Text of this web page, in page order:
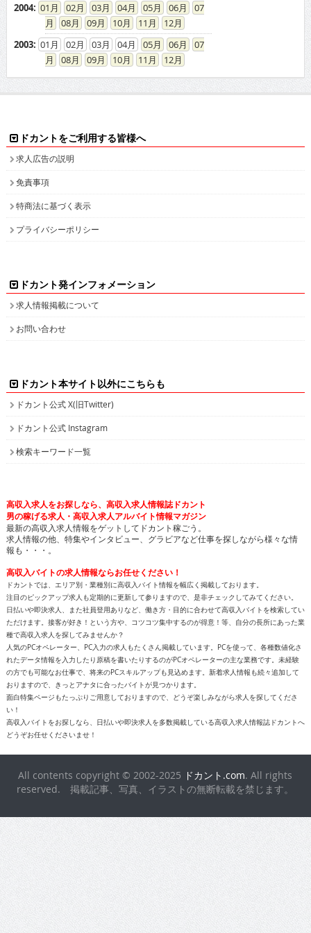
2004: 01 02 03 04 05 06
07
08
09 10 11
12
2003: 01 02 03 04 05 06
07
08
09 10 11 12
ドカントをご利用する皆様へ
求人広告の説明
免責事項
特商法に基づく表示
プライバシーポリシー
ドカント発インフォメーション
求人情報掲載について
お問い合わせ
ドカント本サイト以外にこちらも
ドカント公式 X(旧Twitter)
ドカント公式 Instagram
検索キーワード一覧
高収入求人をお探しなら、高収入求人情報誌ドカント
男の稼げる求人・高収入求人アルバイト情報マガジン
最新の高収入求人情報をゲットしてドカント稼ごう。
求人情報の他、特集やインタビュー、グラビアなど仕事を探しながら様々な情
報も・・・。
高収入バイトの求人情報ならお任せください！
ドカントでは、エリア別・業種別に高収入バイト情報を幅広く掲載しております。
注目のピックアップ求人も定期的に更新して参りますので、是非チェックしてみてください。
日払いや即決求人、また社員登用ありなど、働き方・目的に合わせて高収入バイトを検索してい
ただけます。接客が好き！という方や、コツコツ集中するのが得意！等、自分の長所にあった業
種で高収入求人を探してみませんか？
人気のPCオペレーター、PC入力の求人もたくさん掲載しています。PCを使って、各種数値化さ
れたデータ情報を入力したり原稿を書いたりするのがPCオペレーターの主な業務です。未経験
の方でも可能なお仕事で、将来のPCスキルアップも見込めます。新着求人情報も続々追加して
おりますので、きっとアナタに合ったバイトが見つかります。
面白特集ページもたっぷりご用意しておりますので、どうぞ楽しみながら求人を探してくださ
い！
高収入バイトをお探しなら、日払いや即決求人を多数掲載している高収入求人情報誌ドカントへ
どうぞお任せくださいませ！
All contents copyright © 2002-2025 ドカント.com. All rights
reserved. 掲載記事、写真、イラストの無断転載を禁じます。